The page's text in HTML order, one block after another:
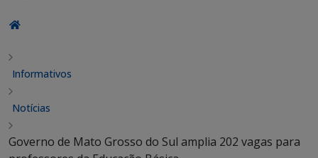
Informativos
Notícias
Governo de Mato Grosso do Sul amplia 202 vagas para